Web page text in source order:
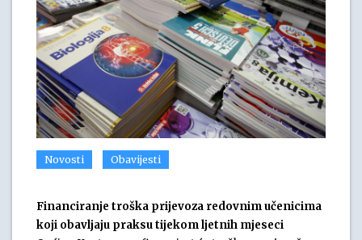
Novosti Obavijesti
Financiranje troška prijevoza redovnim učenicima
koji obavljaju praksu tijekom ljetnih mjeseci